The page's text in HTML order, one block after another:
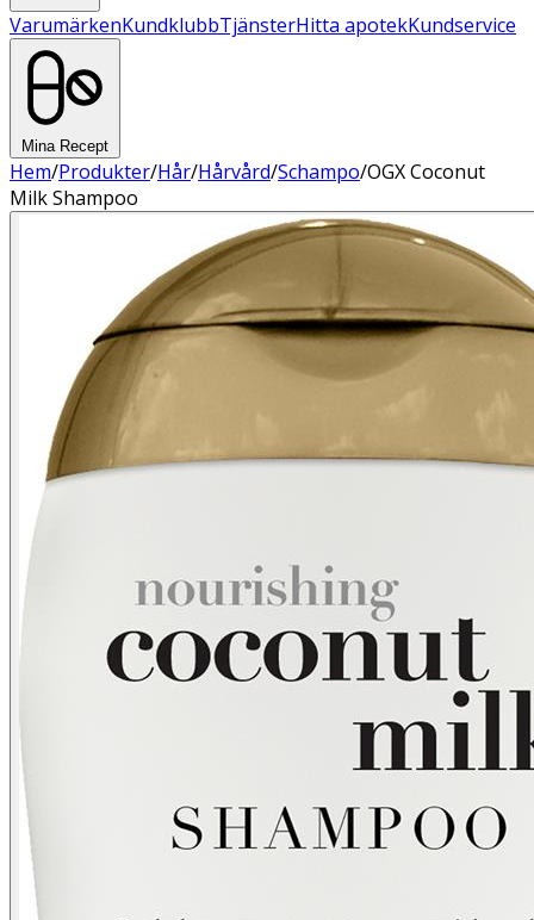
VarumärkenKundklubbTjänsterHitta apotekKundservice
Mina Recept
Hem/Produkter/Hår/Hårvård/Schampo/OGX Coconut
Milk Shampoo